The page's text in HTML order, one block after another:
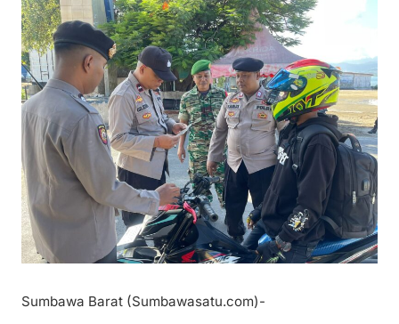
Sumbawa Barat (Sumbawasatu.com)-